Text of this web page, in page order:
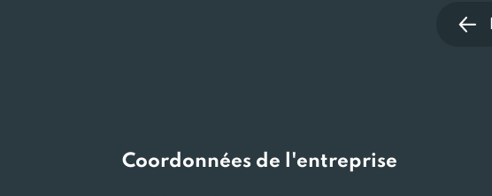
Coordonnées de l'entreprise